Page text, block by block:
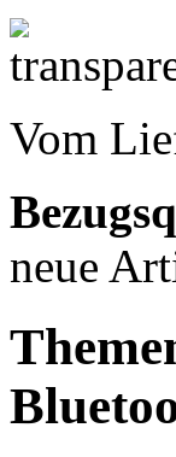
Vom
neue